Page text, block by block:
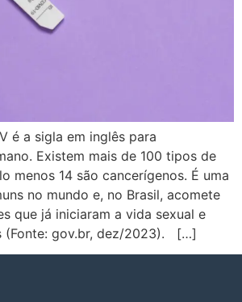
é a sigla em inglês para
Existem mais de 100 tipos de
menos 14 são cancerígenos. É uma
no mundo e, no Brasil, acomete
que já iniciaram a vida sexual e
(Fonte: gov.br, dez/2023). […]